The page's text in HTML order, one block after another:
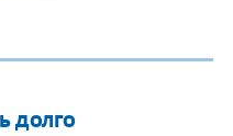
долго